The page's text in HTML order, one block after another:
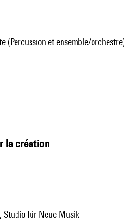
(Percussion et ensemble/orchestre)
la création
Studio für Neue Musik